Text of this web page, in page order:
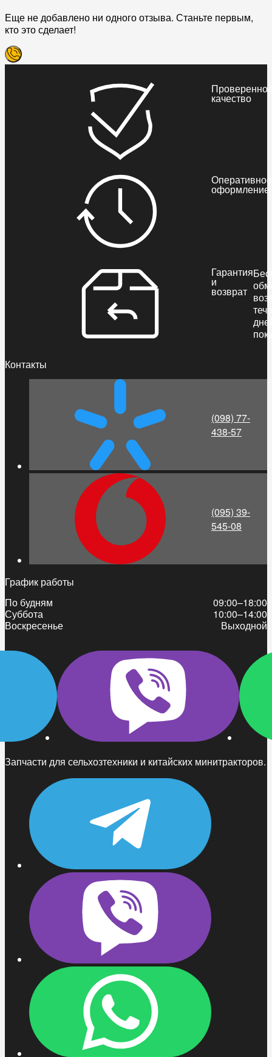
Еще не добавлено ни одного отзыва. Станьте первым,
кто это сделает!
качество
Оперативное
оформление
Гарантия
и
возврат
Запчасти для сельхозтехники и китайских минитракторов.
Контакты
(098) 77-
438-57
(095) 39-
545-08
График работы
По будням
09:00–18:00
Суббота
10:00–14:00
Воскресенье
Выходной